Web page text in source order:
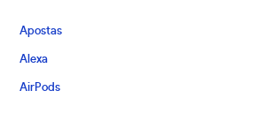
Apostas
Alexa
AirPods